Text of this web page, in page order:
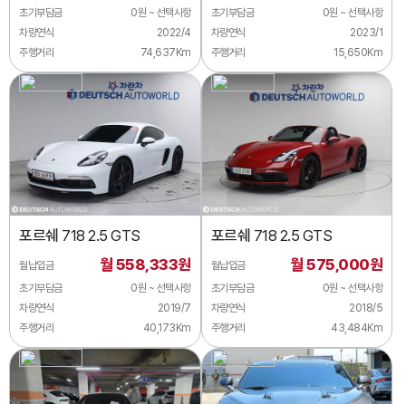
초기부담금
0원 ~ 선택사항
차량연식
2022/4
주행거리
74,637Km
초기부담금
0원 ~ 선택사항
차량연식
2023/1
주행거리
15,650Km
포르쉐 718 2.5 GTS
월납입금 월 558,333원
초기부담금
0원 ~ 선택사항
차량연식
2019/7
주행거리
40,173Km
포르쉐 718 2.5 GTS
월납입금 월 575,000원
초기부담금
0원 ~ 선택사항
차량연식
2018/5
주행거리
43,484Km